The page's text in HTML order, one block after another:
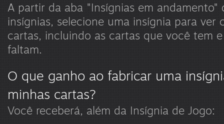
A partir da aba "Insígnias em andamento"
insígnias, selecione uma insígnia para ver
cartas, incluindo as cartas que você tem
faltam.
O que ganho ao fabricar uma
minhas cartas?
Você receberá, além da Insígnia de Jogo: